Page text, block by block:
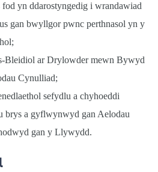
fod yn ddarostyngedig i wrandawiad
gan bwyllgor pwnc perthnasol yn y
Bleidiol ar Drylowder mewn Bywyd
Cynulliad;
sefydlu a chyhoeddi
brys a gyflwynwyd gan Aelodau
gan y Llywydd.